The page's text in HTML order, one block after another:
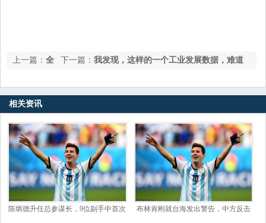
下一篇： 我发现，这样的一个工业发展数据，难道
上一篇： 全
相关资讯
陈炳德升任总参谋长，9位副手中首次
布林肯刚就台海发出警告，中方反击